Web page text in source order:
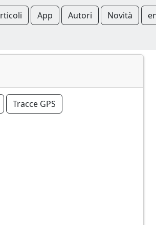
App Autori Novità
Tracce GPS